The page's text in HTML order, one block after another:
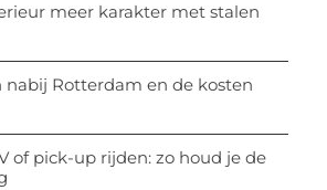
meer karakter met stalen
nabij Rotterdam en de kosten
of pick-up rijden: zo houd je de